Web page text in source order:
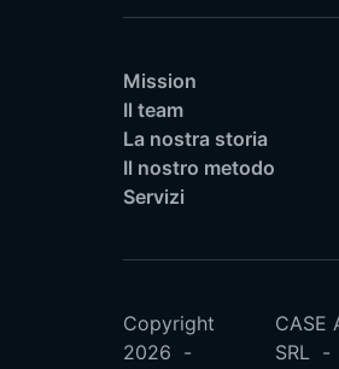
Mission
Il team
La nostra storia
Il nostro metodo
Servizi
Copyright
2026
CASE
SRL